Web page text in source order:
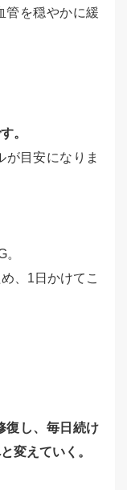
管を穏やかに緩
。
が目安になりま
、1日かけてこ
復し、毎日続け
変えていく。